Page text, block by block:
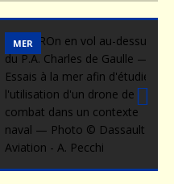
ARMEMENT
Nex